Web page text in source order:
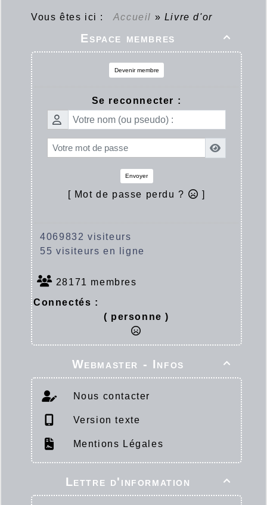
Vous êtes ici : Accueil » Livre d'or

Espace membres
Devenir membre
Se reconnecter :
Envoyer
[ Mot de passe perdu ? ]
4069832 visiteurs
55 visiteurs en ligne
28171 membres
Connectés :
( personne )

Webmaster - Infos
Nous contacter
Version texte
Mentions Légales

Lettre d'information